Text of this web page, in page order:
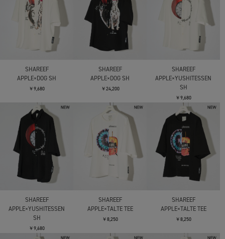
SHAREEF
APPLE×DOG SH
￥9,680
SHAREEF
APPLE×DOG SH
￥24,200
SHAREEF
APPLE×YUSHITESSEN
SH
￥9,680
SHAREEF
APPLE×YUSHITESSEN
SH
￥9,680
SHAREEF
APPLE×TALTE TEE
￥8,250
SHAREEF
APPLE×TALTE TEE
￥8,250